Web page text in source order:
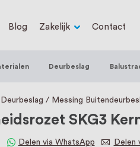
familiebedrijf met
waar we RVS op
bij ons
Blog Zakelijk Contact
Deurbeslag
Messing
SKG3
Delen via WhatsApp Delen